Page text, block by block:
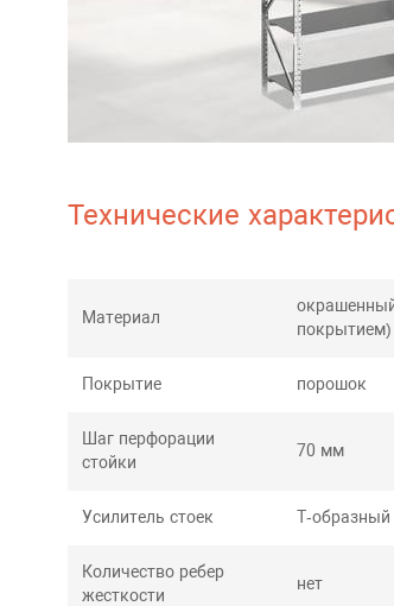
Технические
Материал
покрытием)
Покрытие порошок
Шаг перфорации
стойки
70 мм
Усилитель стоек Т-образный
Количество ребер
жесткости
нет